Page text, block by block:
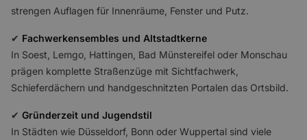
strengen Auflagen für Innenräume, Fenster und Putz.
✔ Fachwerkensembles und Altstadtkerne
In Soest, Lemgo, Hattingen, Bad Münstereifel oder Monschau
prägen komplette Straßenzüge mit Sichtfachwerk,
Schieferdächern und handgeschnitzten Portalen das Ortsbild.
✔ Gründerzeit und Jugendstil
In Städten wie Düsseldorf, Bonn oder Wuppertal sind viele